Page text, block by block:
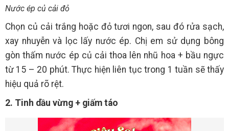
Nước ép củ cải đỏ
Chọn củ cải trắng hoặc đỏ tươi ngon, sau đó rửa sạch,
xay nhuyễn và lọc lấy nước ép. Chị em sử dụng bông
gòn thấm nước ép củ cải thoa lên nhũ hoa + bầu ngực
từ 15 – 20 phút. Thực hiện liên tục trong 1 tuần sẽ thấy
hiệu quả rõ rệt.
2. Tinh dầu vừng + giấm táo